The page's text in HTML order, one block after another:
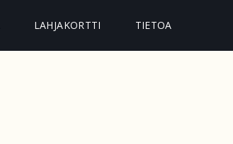
LAHJAKORTTI TIETOA